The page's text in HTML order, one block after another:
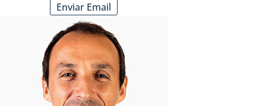
Enviar Email